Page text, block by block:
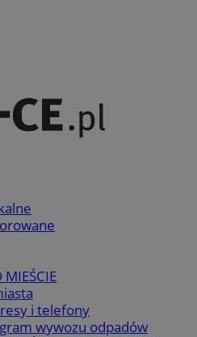
MIEŚCIE
i telefony
wywozu odpadów